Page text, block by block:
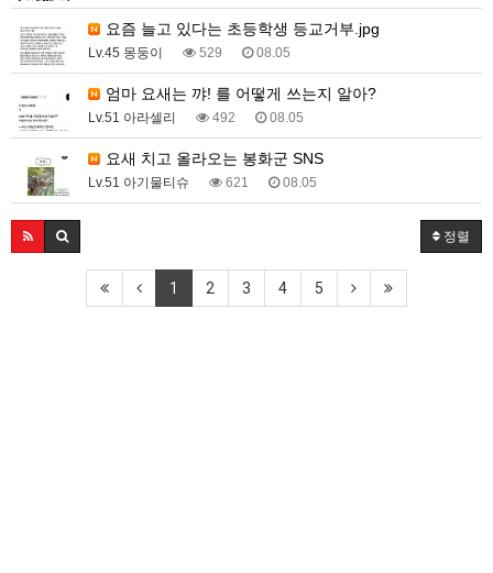
요즘 늘고 있다는 초등학생 등교거부.jpg
Lv.45 몽둥이 529 08.05
엄마 요새는 꺄! 를 어떻게 쓰는지 알아?
Lv.51 아라셀리 492 08.05
요새 치고 올라오는 봉화군 SNS
Lv.51 아기물티슈 621 08.05
정렬
1 2 3 4 5